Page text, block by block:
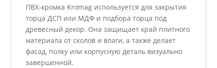
ПВХ-кромка Kromag используется для закрытия
торца ДСП или МДФ и подбора торца под
древесный декор. Она защищает край плитного
материала от сколов и влаги, а также делает
фасад, полку или корпусную деталь визуально
завершенной.